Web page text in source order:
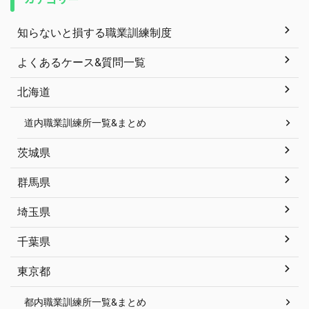
知らないと損する職業訓練制度
よくあるケース&質問一覧
北海道
道内職業訓練所一覧&まとめ
茨城県
群馬県
埼玉県
千葉県
東京都
都内職業訓練所一覧&まとめ